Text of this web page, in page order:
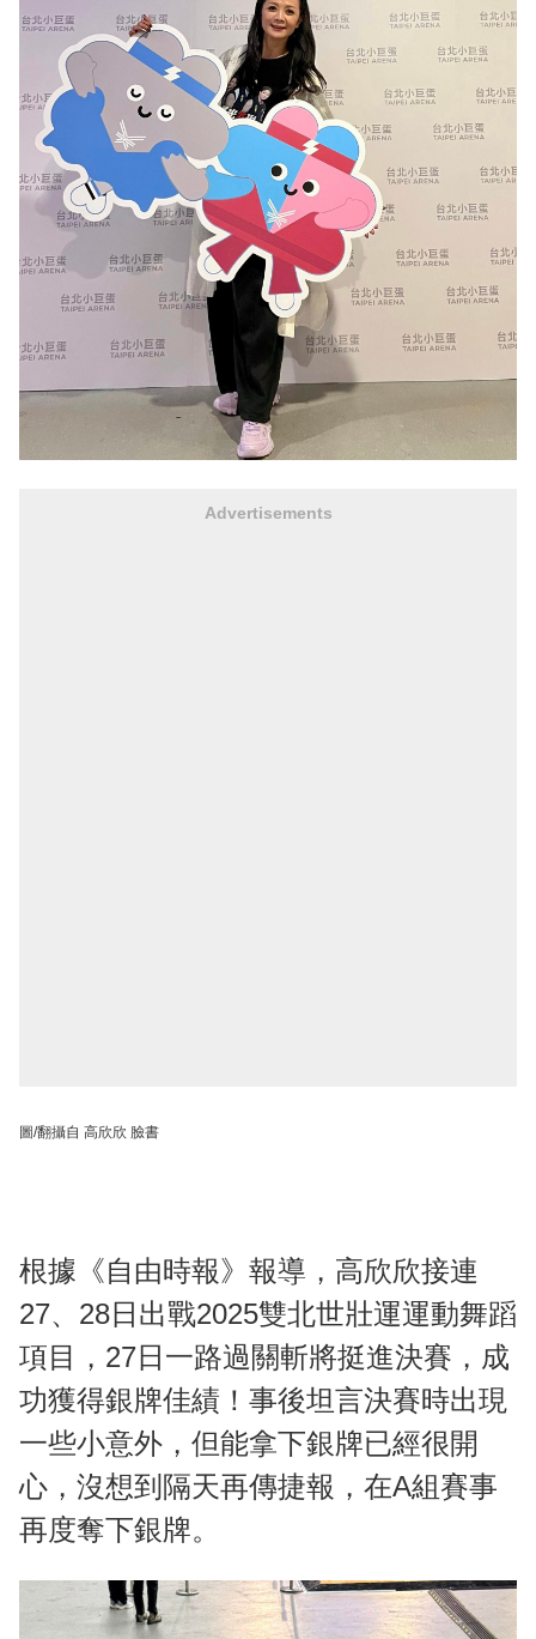
Advertisements
圖/翻攝自 高欣欣 臉書
根據《自由時報》報導，高欣欣接連
27、28日出戰2025雙北世壯運運動舞蹈
項目，27日一路過關斬將挺進決賽，成
功獲得銀牌佳績！事後坦言決賽時出現
一些小意外，但能拿下銀牌已經很開
心，沒想到隔天再傳捷報，在A組賽事
再度奪下銀牌。